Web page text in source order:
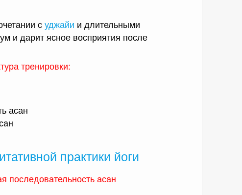
с уджайи и длительными
и дарит ясное восприятия после
тренировки:
асан
практики йоги
последовательность асан